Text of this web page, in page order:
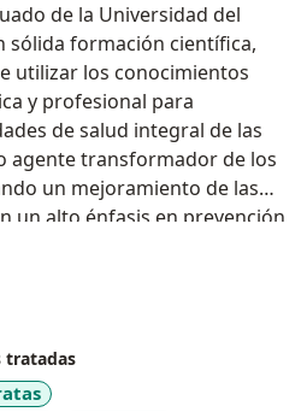
de la Universidad del
sólida formación científica,
utilizar los conocimientos
y profesional para
de salud integral de las
agente transformador de los
un mejoramiento de las
un alto énfasis en prevención
sentido del deber, gran
trabajo bajo presión y
para laborar en sistemas
primaria en salud.
tratadas